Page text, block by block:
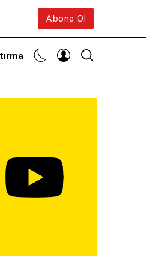
Abone Ol